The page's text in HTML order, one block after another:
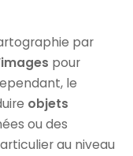
par
pour
le
objets
ou des
au niveau